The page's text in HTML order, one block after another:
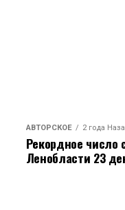
АВТОРСКОЕ 2 года
Рекордное число
Ленобласти 23